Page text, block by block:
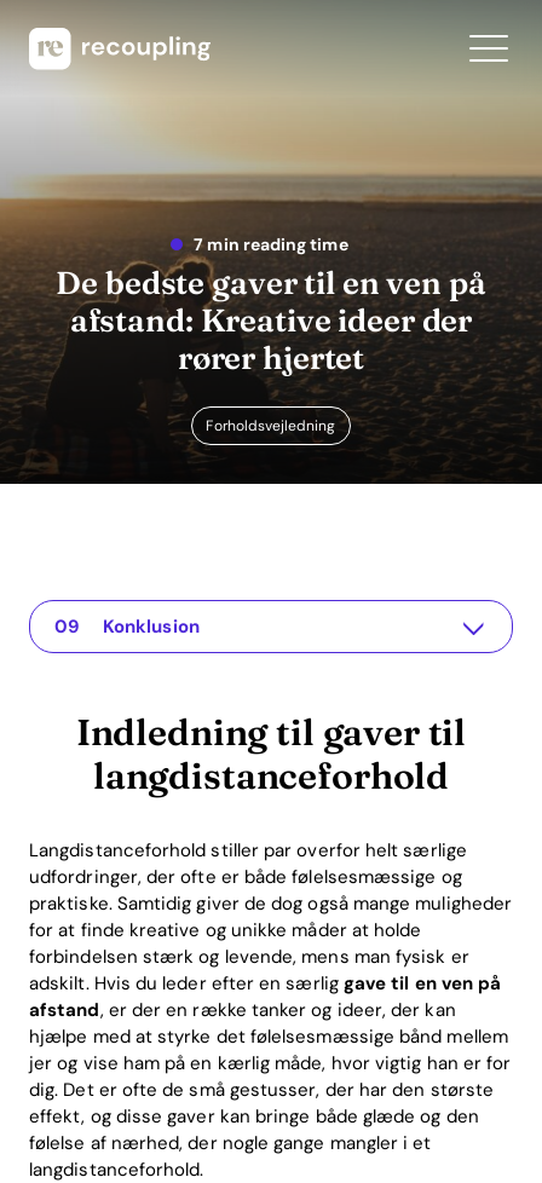
7 min reading time
De bedste gaver til en ven på
afstand: Kreative ideer der
rører hjertet
Forholdsvejledning
Indledning til gaver til langdistanceforhold
The app for your relationship
Personlige gaver
Virtuelle oplevelser
Hverdagsgaver
Kreative DIY-gaver
ROI-fordele ved gennemtænkte gaver
Ofte stillede spørgsmål om gaver til langdistanceforhold
Konklusion
Indledning til gaver til
langdistanceforhold
Langdistanceforhold stiller par overfor helt særlige
udfordringer, der ofte er både følelsesmæssige og
praktiske. Samtidig giver de dog også mange muligheder
for at finde kreative og unikke måder at holde
forbindelsen stærk og levende, mens man fysisk er
adskilt. Hvis du leder efter en særlig gave til en ven på
afstand, er der en række tanker og ideer, der kan
hjælpe med at styrke det følelsesmæssige bånd mellem
jer og vise ham på en kærlig måde, hvor vigtig han er for
dig. Det er ofte de små gestusser, der har den største
effekt, og disse gaver kan bringe både glæde og den
følelse af nærhed, der nogle gange mangler i et
langdistanceforhold.